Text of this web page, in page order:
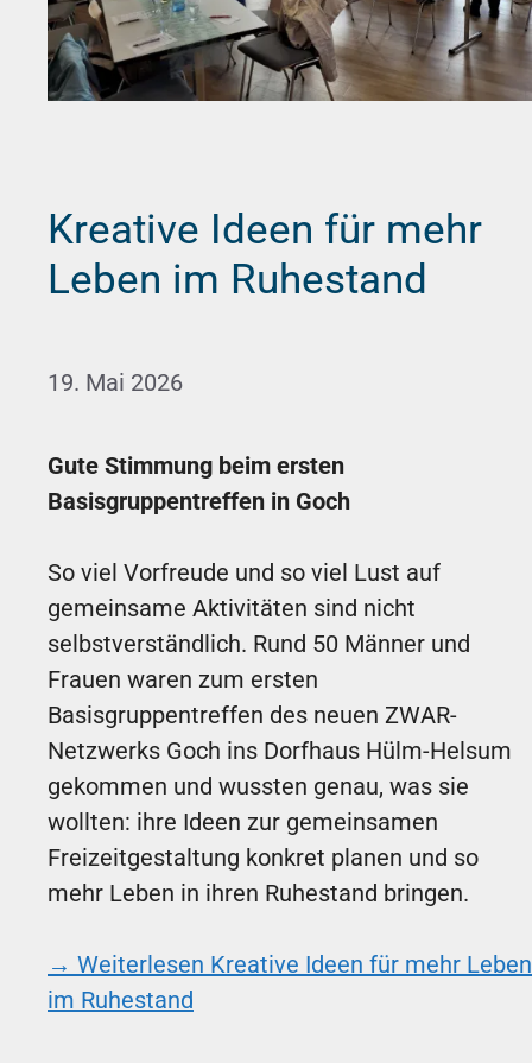
Kreative Ideen für mehr
Leben im Ruhestand
19. Mai 2026
Gute Stimmung beim ersten
Basisgruppentreffen in Goch
So viel Vorfreude und so viel Lust auf
gemeinsame Aktivitäten sind nicht
selbstverständlich. Rund 50 Männer und
Frauen waren zum ersten
Basisgruppentreffen des neuen ZWAR-
Netzwerks Goch ins Dorfhaus Hülm-Helsum
gekommen und wussten genau, was sie
wollten: ihre Ideen zur gemeinsamen
Freizeitgestaltung konkret planen und so
mehr Leben in ihren Ruhestand bringen.
→ Weiterlesen Kreative Ideen für mehr Leben
im Ruhestand